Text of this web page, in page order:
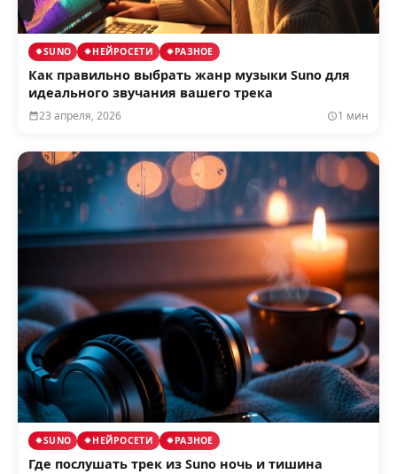
SUNO НЕЙРОСЕТИ РАЗНОЕ
Как правильно выбрать жанр музыки Suno для
идеального звучания вашего трека
23 апреля, 2026 1 мин
SUNO НЕЙРОСЕТИ РАЗНОЕ
Где послушать трек из Suno ночь и тишина